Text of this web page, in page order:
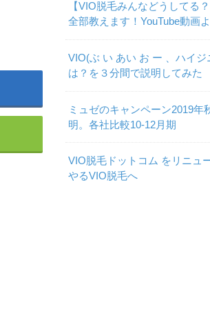
【VIO脱毛みんなどうしてる
全部教えます！YouTube動画
VIO(ぶ い あい お ー 、ハイジ
は？を３分間で説明してみた
ミュゼのキャンペーン2019年
明。各社比較10-12月期
VIO脱毛ドットコム をリニュ
やるVIO脱毛へ